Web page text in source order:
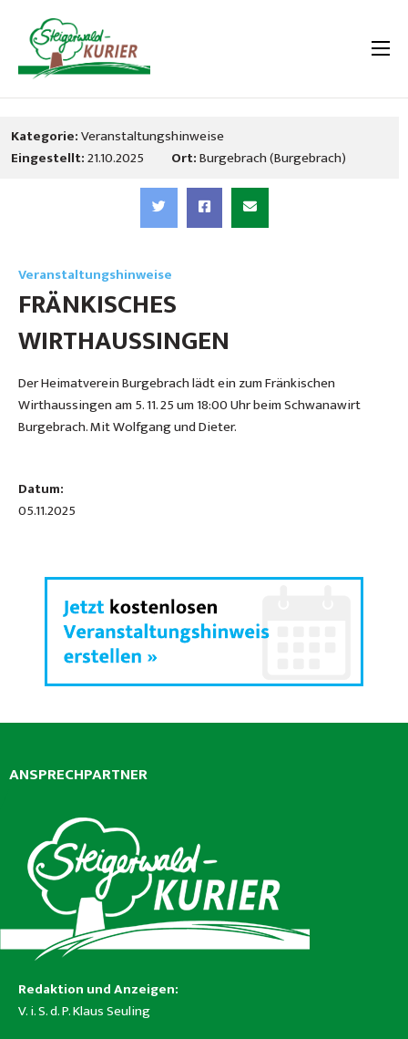
Kategorie:Veranstaltungshinweise
Eingestellt:21.10.2025 Ort:Burgebrach (Burgebrach)
Veranstaltungshinweise
FRÄNKISCHES
WIRTHAUSSINGEN
Der Heimatverein Burgebrach lädt ein zum Fränkischen
Wirthaussingen am 5. 11. 25 um 18:00 Uhr beim Schwanawirt
Burgebrach. Mit Wolfgang und Dieter.
Datum:
05.11.2025
ANSPRECHPARTNER
Redaktion und Anzeigen:
V. i. S. d. P. Klaus Seuling